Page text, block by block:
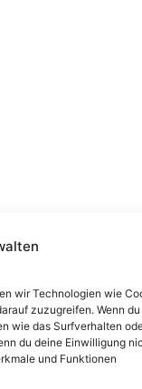
wir Technologien wie
zuzugreifen. Wenn du
wie das Surfverhalten
du deine Einwilligung
und Funktionen